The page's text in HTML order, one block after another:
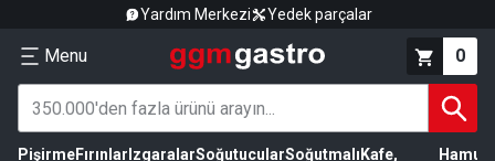
Yardım Merkezi Yedek parçalar
Menu 0
PişirmeFırınlar IzgaralarSoğutucularSoğutmalı Kafe,
Hamur